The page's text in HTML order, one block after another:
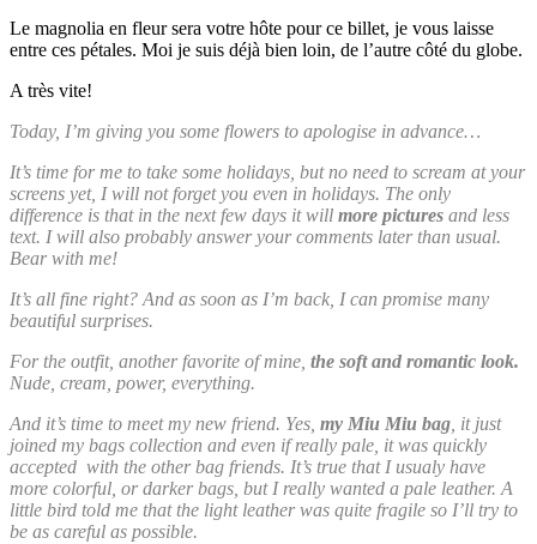
Le magnolia en fleur sera votre hôte pour ce billet, je vous laisse
entre ces pétales. Moi je suis déjà bien loin, de l’autre côté du globe.
A très vite!
Today, I’m giving you some flowers to apologise in advance…
It’s time for me to take some holidays, but no need to scream at your
screens yet, I will not forget you even in holidays. The only
difference is that in the next few days it will more pictures and less
text. I will also probably answer your comments later than usual.
Bear with me!
It’s all fine right? And as soon as I’m back, I can promise many
beautiful surprises.
For the outfit, another favorite of mine, the soft and romantic look.
Nude, cream, power, everything.
And it’s time to meet my new friend. Yes, my Miu Miu bag , it just
joined my bags collection and even if really pale, it was quickly
accepted with the other bag friends. It’s true that I usualy have
more colorful, or darker bags, but I really wanted a pale leather. A
little bird told me that the light leather was quite fragile so I’ll try to
be as careful as possible.